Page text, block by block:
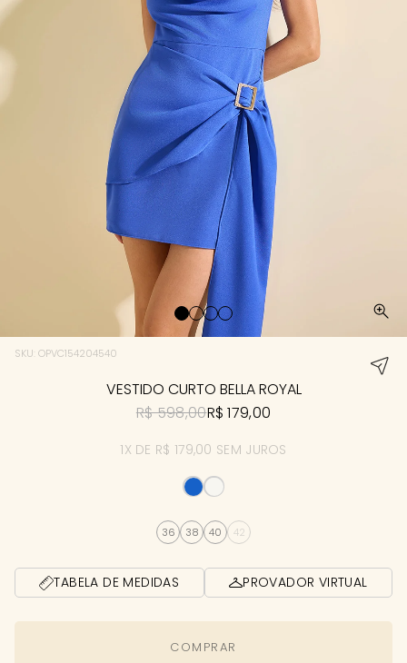
SKU: OPVC154204540
VESTIDO CURTO BELLA ROYAL
R$ 598,00R$ 179,00
1X DE R$ 179,00 SEM JUROS
36 38 40 42
TABELA DE MEDIDAS PROVADOR VIRTUAL
COMPRAR